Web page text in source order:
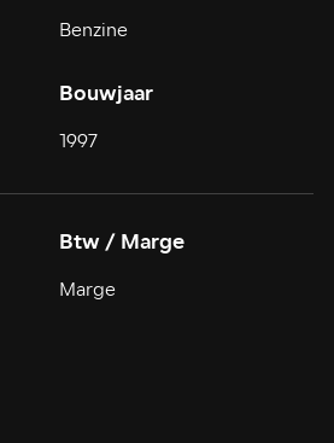
Benzine
Bouwjaar
1997
Btw / Marge
Marge